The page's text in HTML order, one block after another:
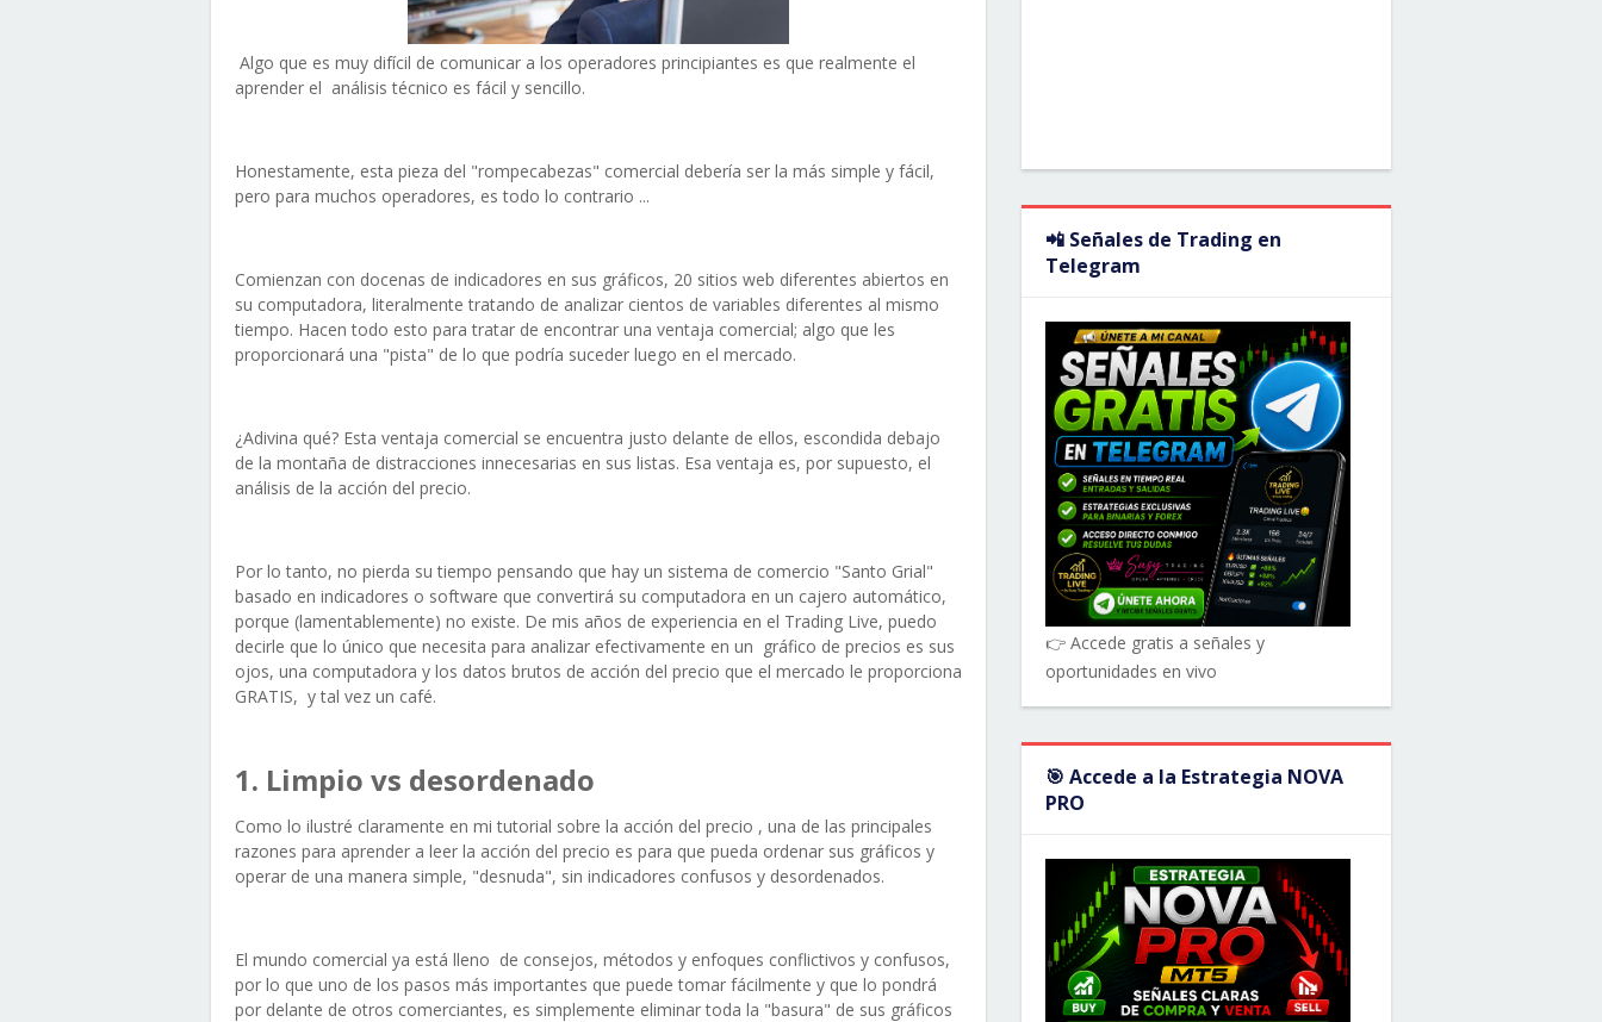
Algo que es muy difícil de comunicar a los operadores principiantes es que realmente el
aprender el análisis técnico es fácil y sencillo.
Honestamente, esta pieza del "rompecabezas" comercial debería ser la más simple y fácil,
pero para muchos operadores, es todo lo contrario ...
Comienzan con docenas de indicadores en sus gráficos, 20 sitios web diferentes abiertos en
su computadora, literalmente tratando de analizar cientos de variables diferentes al mismo
tiempo. Hacen todo esto para tratar de encontrar una ventaja comercial; algo que les
proporcionará una "pista" de lo que podría suceder luego en el mercado.
¿Adivina qué? Esta ventaja comercial se encuentra justo delante de ellos, escondida debajo
de la montaña de distracciones innecesarias en sus listas. Esa ventaja es, por supuesto, el
análisis de la acción del precio.
Por lo tanto, no pierda su tiempo pensando que hay un sistema de comercio "Santo Grial"
basado en indicadores o software que convertirá su computadora en un cajero automático,
porque (lamentablemente) no existe. De mis años de experiencia en el Trading Live, puedo
decirle que lo único que necesita para analizar efectivamente en un gráfico de precios es sus
ojos, una computadora y los datos brutos de acción del precio que el mercado le proporciona
GRATIS, y tal vez un café.
1. Limpio vs desordenado
Como lo ilustré claramente en mi tutorial sobre la acción del precio , una de las principales
razones para aprender a leer la acción del precio es para que pueda ordenar sus gráficos y
operar de una manera simple, "desnuda", sin indicadores confusos y desordenados.
El mundo comercial ya está lleno de consejos, métodos y enfoques conflictivos y confusos,
por lo que uno de los pasos más importantes que puede tomar fácilmente y que lo pondrá
por delante de otros comerciantes, es simplemente eliminar toda la "basura" de sus gráficos
📲 Señales de Trading en
Telegram
👉 Accede gratis a señales y
oportunidades en vivo
🎯 Accede a la Estrategia NOVA
PRO